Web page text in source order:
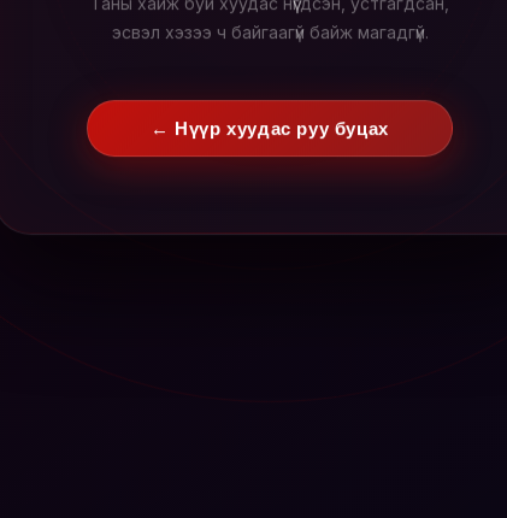
Таны хайж буй хуудас нүүгдсэн, устгагдсан,
эсвэл хэзээ ч байгаагүй байж магадгүй.
← Нүүр хуудас руу буцах